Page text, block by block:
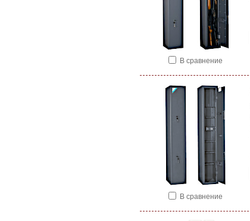
В сравнение
В сравнение